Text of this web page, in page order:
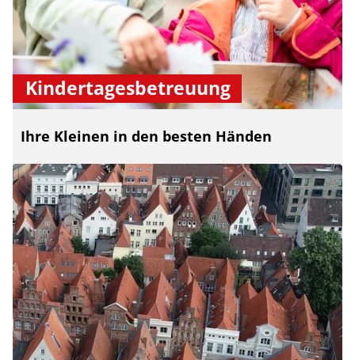
Kindertagesbetreuung
Ihre Kleinen in den besten Händen